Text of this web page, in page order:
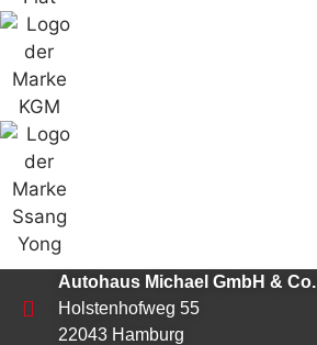
Autohaus Michael GmbH &
Holstenhofweg 55
22043 Hamburg